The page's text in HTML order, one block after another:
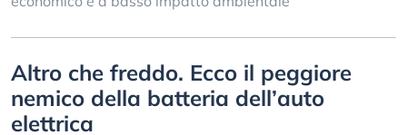
Altro che freddo. Ecco il peggiore
nemico della batteria dell’auto
elettrica